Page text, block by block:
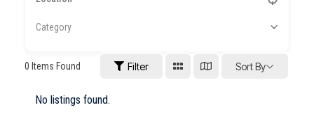
Category
0 Items Found Filter Sort By
No listings found.